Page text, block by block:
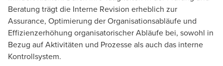
Beratung trägt die Interne Revision erheblich zur
Assurance, Optimierung der Organisationsabläufe und
Effizienzerhöhung organisatorischer Abläufe bei, sowohl in
Bezug auf Aktivitäten und Prozesse als auch das interne
Kontrollsystem.